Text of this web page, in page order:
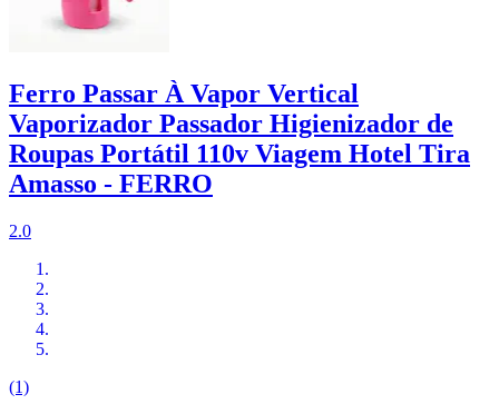
Ferro Passar À Vapor Vertical
Vaporizador Passador Higienizador de
Roupas Portátil 110v Viagem Hotel Tira
Amasso - FERRO
2.0
(1)